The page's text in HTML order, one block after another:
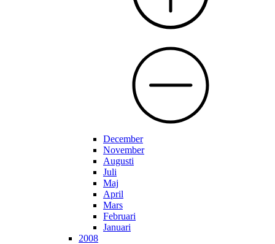
December
November
Augusti
Juli
Maj
April
Mars
Februari
Januari
2008